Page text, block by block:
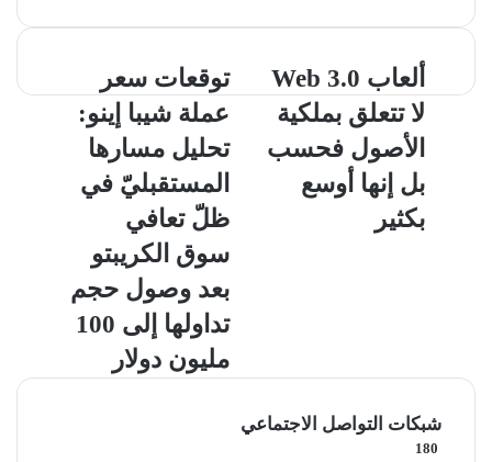
توقعات
سعر
عملة
شيبا
تحليل
مسارها
المستقبليّ
في
تعافي
سوق
الكريبتو
بعد
توقعات سعر
عملة شيبا إينو:
تحليل مسارها
المستقبليّ في
ظلّ تعافي
سوق الكريبتو
بعد وصول حجم
تداولها إلى 100
مليون دولار
ألعاب
Web
3.0
لا
بملكية
الأصول
فحسب
ألعاب Web 3.0
لا تتعلق بملكية
الأصول فحسب
بل إنها أوسع
بكثير
شبكات التواصل الاجتماعي
180